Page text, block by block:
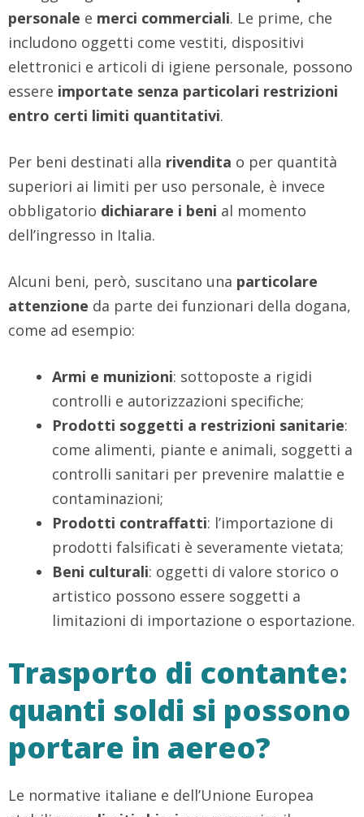
personale e merci commerciali. Le prime, che
includono oggetti come vestiti, dispositivi
elettronici e articoli di igiene personale, possono
essere importate senza particolari restrizioni
entro certi limiti quantitativi.
Per beni destinati alla rivendita o per quantità
superiori ai limiti per uso personale, è invece
obbligatorio dichiarare i beni al momento
dell’ingresso in Italia.
Alcuni beni, però, suscitano una particolare
attenzione da parte dei funzionari della dogana,
come ad esempio:
Armi e munizioni: sottoposte a rigidi
controlli e autorizzazioni specifiche;
Prodotti soggetti a restrizioni sanitarie:
come alimenti, piante e animali, soggetti a
controlli sanitari per prevenire malattie e
contaminazioni;
Prodotti contraffatti: l’importazione di
prodotti falsificati è severamente vietata;
Beni culturali: oggetti di valore storico o
artistico possono essere soggetti a
limitazioni di importazione o esportazione.
Trasporto di contante:
quanti soldi si possono
portare in aereo?
Le normative italiane e dell’Unione Europea